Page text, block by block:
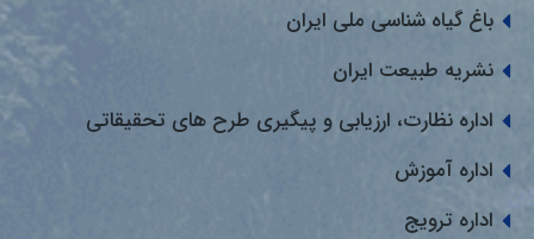
باغ گیاه شناسی ملی ایران
نشریه طبیعت ایران
اداره نظارت، ارزیابی و پیگیری طرح های تحقیقاتی
اداره آموزش
اداره ترویج